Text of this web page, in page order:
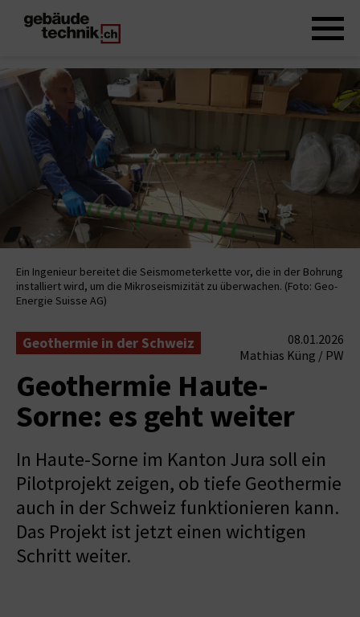
Ein Ingenieur bereitet die Seismometerkette vor, die in der Bohrung
installiert wird, um die Mikroseismizität zu überwachen. (Foto: Geo-
Energie Suisse AG)
Geothermie in der Schweiz
08.01.2026
Mathias Küng / PW
Geothermie Haute-
Sorne: es geht weiter
In Haute-Sorne im Kanton Jura soll ein
Pilotprojekt zeigen, ob tiefe Geothermie
auch in der Schweiz funktionieren kann.
Das Projekt ist jetzt einen wichtigen
Schritt weiter.